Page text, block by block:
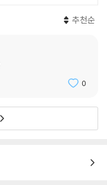
추천순
0